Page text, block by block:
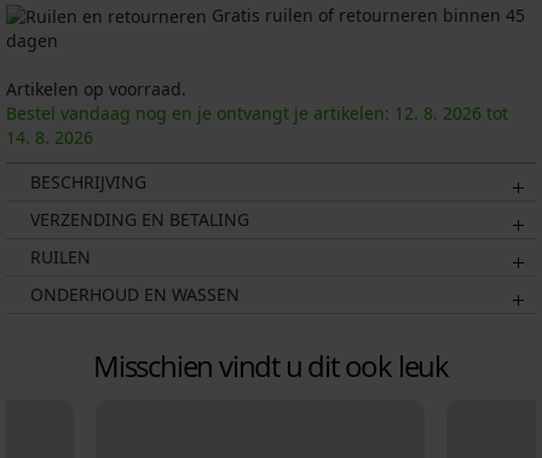
Gratis ruilen of retourneren binnen 45
dagen
Artikelen op voorraad.
Bestel vandaag nog en je ontvangt je artikelen: 12. 8. 2026 tot
14. 8. 2026
BESCHRIJVING
VERZENDING EN BETALING
RUILEN
ONDERHOUD EN WASSEN
Misschien vindt u dit ook leuk